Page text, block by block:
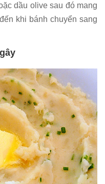
dầu olive sau đó mang
khi bánh chuyển sang